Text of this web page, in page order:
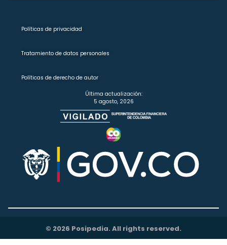
Políticas de privacidad
Tratamiento de datos personales
Políticas de derecho de autor
Última actualización:
5 agosto, 2026
© 2026 Posipedia. All rights reserved.